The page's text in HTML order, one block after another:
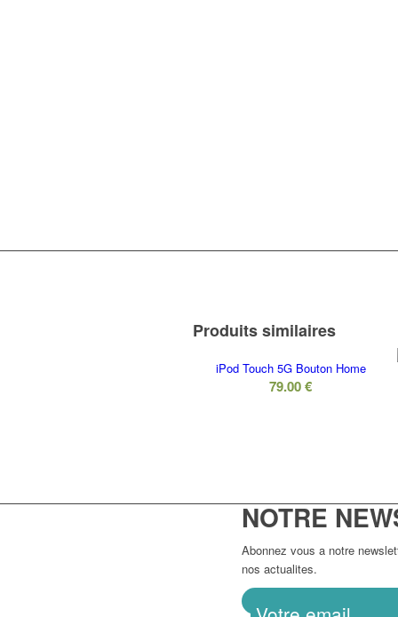
Produits similaires
iPod Touch 5G Bouton Home
79.00€
NOTRE
Abonnez vous a notre
nos actualites.